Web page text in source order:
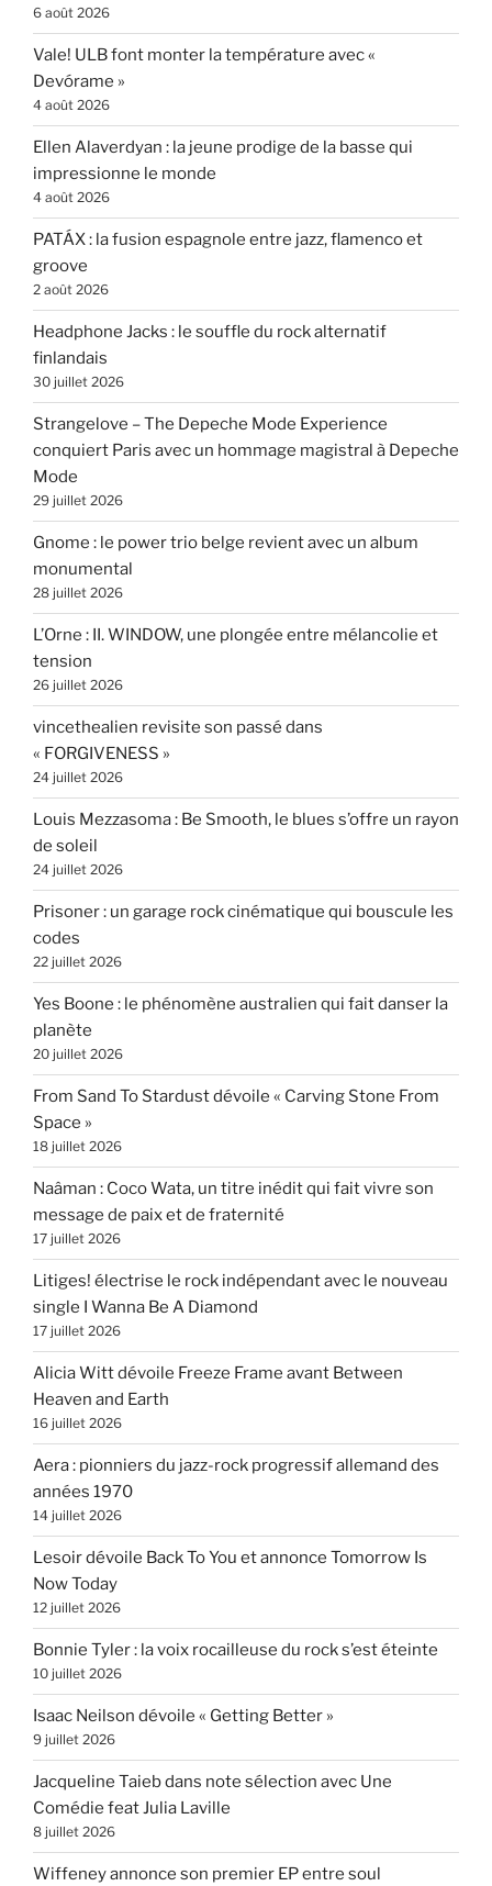
6 août 2026
Vale! ULB font monter la température avec «
Devórame »
4 août 2026
Ellen Alaverdyan : la jeune prodige de la basse qui
impressionne le monde
4 août 2026
PATÁX : la fusion espagnole entre jazz, flamenco et
groove
2 août 2026
Headphone Jacks : le souffle du rock alternatif
finlandais
30 juillet 2026
Strangelove – The Depeche Mode Experience
conquiert Paris avec un hommage magistral à Depeche
Mode
29 juillet 2026
Gnome : le power trio belge revient avec un album
monumental
28 juillet 2026
L’Orne : II. WINDOW, une plongée entre mélancolie et
tension
26 juillet 2026
vincethealien revisite son passé dans
« FORGIVENESS »
24 juillet 2026
Louis Mezzasoma : Be Smooth, le blues s’offre un rayon
de soleil
24 juillet 2026
Prisoner : un garage rock cinématique qui bouscule les
codes
22 juillet 2026
Yes Boone : le phénomène australien qui fait danser la
planète
20 juillet 2026
From Sand To Stardust dévoile « Carving Stone From
Space »
18 juillet 2026
Naâman : Coco Wata, un titre inédit qui fait vivre son
message de paix et de fraternité
17 juillet 2026
Litiges! électrise le rock indépendant avec le nouveau
single I Wanna Be A Diamond
17 juillet 2026
Alicia Witt dévoile Freeze Frame avant Between
Heaven and Earth
16 juillet 2026
Aera : pionniers du jazz-rock progressif allemand des
années 1970
14 juillet 2026
Lesoir dévoile Back To You et annonce Tomorrow Is
Now Today
12 juillet 2026
Bonnie Tyler : la voix rocailleuse du rock s’est éteinte
10 juillet 2026
Isaac Neilson dévoile « Getting Better »
9 juillet 2026
Jacqueline Taieb dans note sélection avec Une
Comédie feat Julia Laville
8 juillet 2026
Wiffeney annonce son premier EP entre soul